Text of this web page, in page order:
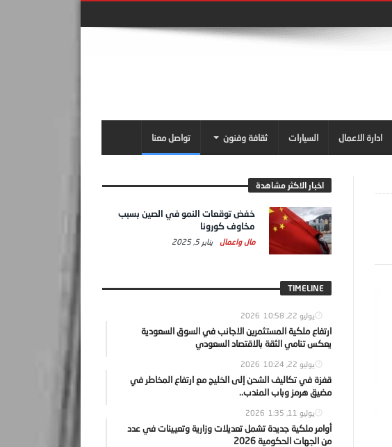
ادارة الاعمال السيارات ثقافة وفنون تواصل معنا
اخبار الاكثر مشاهدة
خفض توقعات النمو في الصين بسبب
مخاوف كورونا
مال واعمال يناير 5, 2025
TIMELINE
يوليو 22, 2026 10:58
ارتفاع ملكية المستثمرين الاجانب في السوق السعودية
يعكس تنامي الثقة بالاقتصاد السعودي
يوليو 22, 2026 10:24
قفزة في تكاليف الشحن إلى الخليج مع ارتفاع المخاطر في
مضيق هرمز وباب المندب..
يوليو 11, 2026 1:35
أوامر ملكية جديدة تشمل تعديلات وزارية وتعيينات في عدد
من الجهات الحكومية 2026